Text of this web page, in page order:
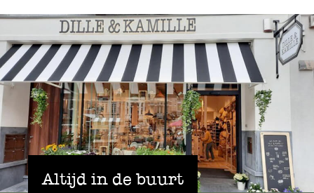
Altijd in de buurt